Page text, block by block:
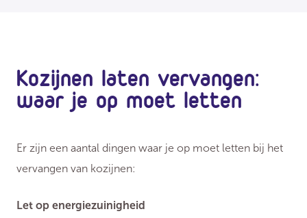
Kozijnen laten vervangen:
waar je op moet letten
Er zijn een aantal dingen waar je op moet letten bij het
vervangen van kozijnen:
Let op energiezuinigheid